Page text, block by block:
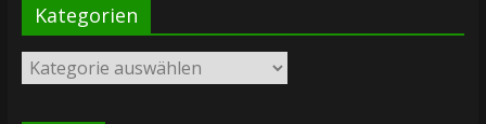
Kategorien
Kategorien